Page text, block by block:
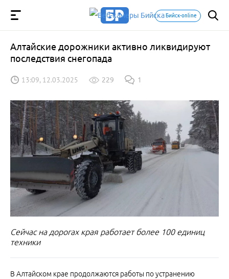
Бийск-online
Алтайские дорожники активно ликвидируют
последствия снегопада
13:09, 12.03.2025 229 1
Сейчас на дорогах края работает более 100 единиц
техники
В Алтайском крае продолжаются работы по устранению